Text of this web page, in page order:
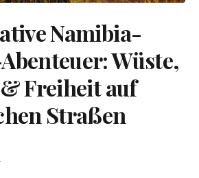
Namibia-
Wüste,
Freiheit auf
Straßen